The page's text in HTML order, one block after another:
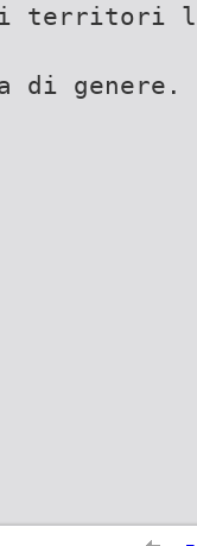
territori
di genere.